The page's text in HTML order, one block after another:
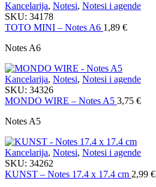
Kancelarija, Notesi, Notesi i agende
SKU: 34178
TOTO MINI – Notes A6 1,89 €
Notes A6
Kancelarija, Notesi, Notesi i agende
SKU: 34326
MONDO WIRE – Notes A5 3,75 €
Notes A5
Kancelarija, Notesi, Notesi i agende
SKU: 34262
KUNST – Notes 17.4 x 17.4 cm 2,99 €